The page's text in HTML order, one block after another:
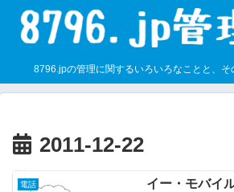
8796.jpの管理に関するいろいろなことと、そ
2011-12-22
電話
イー・モバイ